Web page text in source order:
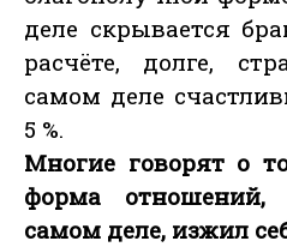
деле скрывается
расчёте, долге,
самом деле
5 %.
Многие говорят о
форма
самом деле, изжил